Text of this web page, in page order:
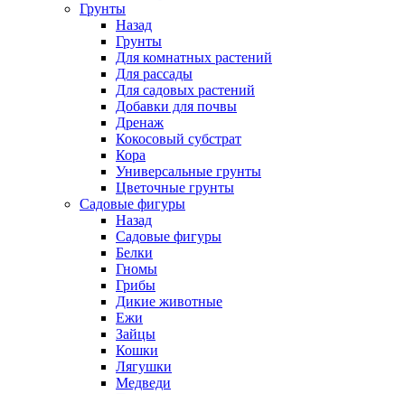
Грунты
Назад
Грунты
Для комнатных растений
Для рассады
Для садовых растений
Добавки для почвы
Дренаж
Кокосовый субстрат
Кора
Универсальные грунты
Цветочные грунты
Садовые фигуры
Назад
Садовые фигуры
Белки
Гномы
Грибы
Дикие животные
Ежи
Зайцы
Кошки
Лягушки
Медведи